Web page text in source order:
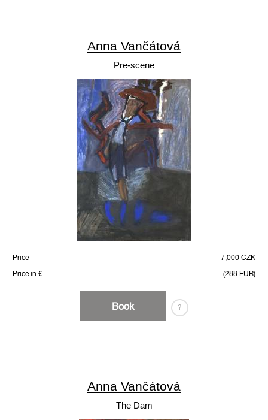
Anna Vančátová
Pre-scene
Price
7,000 CZK
Price in €
(288 EUR)
Book ?
Anna Vančátová
The Dam